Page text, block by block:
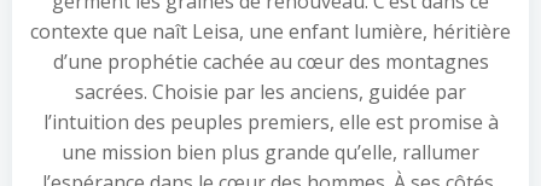
contexte que naît Leisa, une enfant lumière, héritière
d’une prophétie cachée au cœur des montagnes
sacrées. Choisie par les anciens, guidée par
l’intuition des peuples premiers, elle est promise à
une mission bien plus grande qu’elle, rallumer